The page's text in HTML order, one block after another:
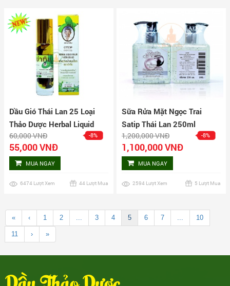
Dầu Gió Thái Lan 25 Loại
Thảo Dược Herbal Liquid
Balm Yatim Brand
60,000 VNĐ -8%
55,000 VNĐ
MUA NGAY
6474 Lượt Xem 44 Lượt Mua
Sữa Rửa Mặt Ngọc Trai
Satip Thái Lan 250ml
1,200,000 VNĐ -8%
1,100,000 VNĐ
MUA NGAY
2594 Lượt Xem 5 Lượt Mua
« ‹ 1 2 ... 3 4 5 6 7 ... 10
11 › »